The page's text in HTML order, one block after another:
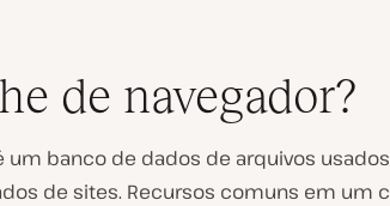
de navegador?
um banco de dados de arquivos
de sites. Recursos comuns em um